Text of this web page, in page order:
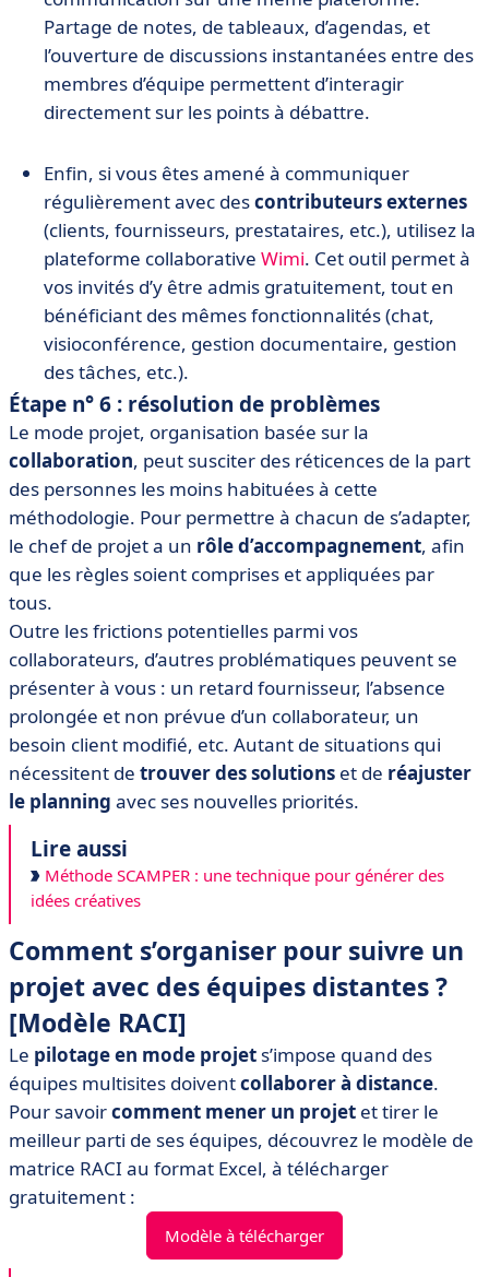
Partage de notes, de tableaux, d’agendas, et
l’ouverture de discussions instantanées entre des
membres d’équipe permettent d’interagir
directement sur les points à débattre.
Enfin, si vous êtes amené à communiquer
régulièrement avec descontributeurs externes
(clients, fournisseurs, prestataires, etc.), utilisez la
plateforme collaborative Wimi. Cet outil permet à
vos invités d’y être admis gratuitement, tout en
bénéficiant des mêmes fonctionnalités (chat,
visioconférence, gestion documentaire, gestion
des tâches, etc.).
Étape n° 6 : résolution de problèmes
Le mode projet, organisation basée sur la
collaboration, peut susciter des réticences de la part
des personnes les moins habituées à cette
méthodologie. Pour permettre à chacun de s’adapter,
le chef de projet a un rôle d’accompagnement, afin
que les règles soient comprises et appliquées par
tous.
Outre les frictions potentielles parmi vos
collaborateurs, d’autres problématiques peuvent se
présenter à vous : un retard fournisseur, l’absence
prolongée et non prévue d’un collaborateur, un
besoin client modifié, etc. Autant de situations qui
nécessitent de trouver des solutions et de réajuster
le planning avec ses nouvelles priorités.
Lire aussi
Méthode SCAMPER : une technique pour générer des
idées créatives
Comment s’organiser pour suivre un
projet avec des équipes distantes ?
[Modèle RACI]
Le pilotage en mode projet s’impose quand des
équipes multisites doiventcollaborer à distance.
Pour savoircomment mener un projet et tirer le
meilleur parti de ses équipes, découvrez le modèle de
matrice RACI au format Excel, à télécharger
gratuitement :
Modèle à télécharger